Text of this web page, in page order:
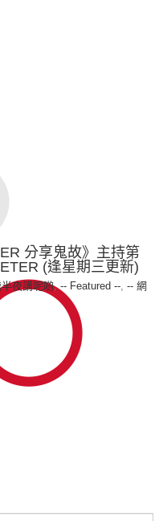
分享鬼故》主持第
(逢星期三更新)
夜講呢啲,-- Featured --, -- 網